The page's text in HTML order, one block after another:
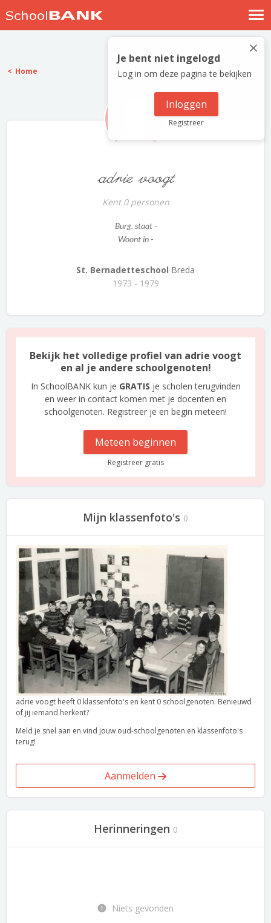
Nostalgische verhalen
Log in
Meld je gratis aan
×
Je bent niet ingelogd
Log in om deze pagina te bekijken
Inloggen
Registreer
Home
adrie voogt
Kent 0 personen
Burg. staat -
Woont in -
St. Bernadetteschool Breda
1973 - 1979
Bekijk het volledige profiel van adrie voogt
en al je andere schoolgenoten!
In SchoolBANK kun je GRATIS je scholen terugvinden
en weer in contact komen met je docenten en
schoolgenoten. Registreer je en begin meteen!
Meteen beginnen
Registreer gratis
Mijn klassenfoto's 0
adrie voogt heeft 0 klassenfoto's en kent 0 schoolgenoten. Benieuwd
of jij iemand herkent?
Meld je snel aan en vind jouw oud-schoolgenoten en klassenfoto's
terug!
Aanmelden
Herinneringen 0
Niets gevonden